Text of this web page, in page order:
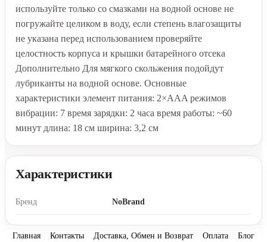
используйте только со смазками на водной основе не
погружайте целиком в воду, если степень влагозащиты
не указана перед использованием проверяйте
целостность корпуса и крышки батарейного отсека
Дополнительно Для мягкого скольжения подойдут
лубриканты на водной основе. Основные
характеристики элемент питания: 2×AAA режимов
вибрации: 7 время зарядки: 2 часа время работы: ~60
минут длина: 18 см ширина: 3,2 см
Характеристики
Бренд NoBrand
Главная Контакты Доставка, Обмен и Возврат Оплата Блог